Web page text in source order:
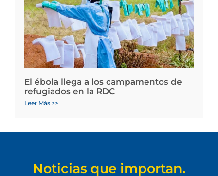
El ébola llega a los campamentos de
refugiados en la RDC
Leer Más >>
Noticias que importan.